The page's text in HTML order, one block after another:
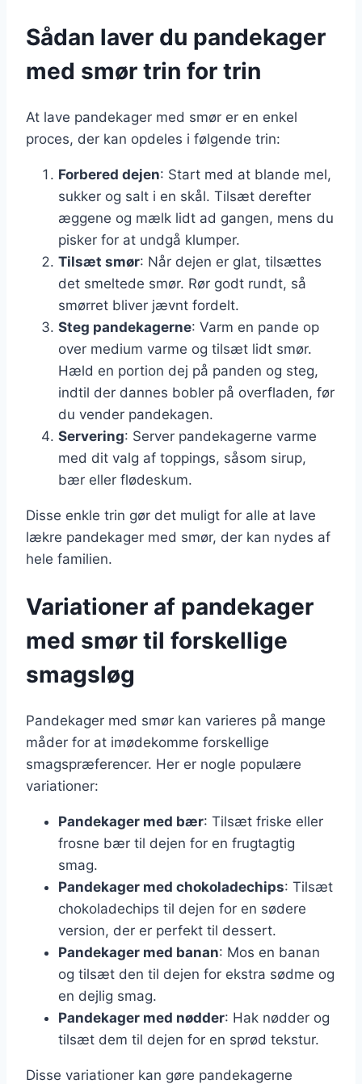
Sådan laver du pandekager
med smør trin for trin
At lave pandekager med smør er en enkel
proces, der kan opdeles i følgende trin:
Forbered dejen: Start med at blande mel,
sukker og salt i en skål. Tilsæt derefter
æggene og mælk lidt ad gangen, mens du
pisker for at undgå klumper.
Tilsæt smør: Når dejen er glat, tilsættes
det smeltede smør. Rør godt rundt, så
smørret bliver jævnt fordelt.
Steg pandekagerne: Varm en pande op
over medium varme og tilsæt lidt smør.
Hæld en portion dej på panden og steg,
indtil der dannes bobler på overfladen, før
du vender pandekagen.
Servering: Server pandekagerne varme
med dit valg af toppings, såsom sirup,
bær eller flødeskum.
Disse enkle trin gør det muligt for alle at lave
lækre pandekager med smør, der kan nydes af
hele familien.
Variationer af pandekager
med smør til forskellige
smagsløg
Pandekager med smør kan varieres på mange
måder for at imødekomme forskellige
smagspræferencer. Her er nogle populære
variationer:
Pandekager med bær: Tilsæt friske eller
frosne bær til dejen for en frugtagtig
smag.
Pandekager med chokoladechips: Tilsæt
chokoladechips til dejen for en sødere
version, der er perfekt til dessert.
Pandekager med banan: Mos en banan
og tilsæt den til dejen for ekstra sødme og
en dejlig smag.
Pandekager med nødder: Hak nødder og
tilsæt dem til dejen for en sprød tekstur.
Disse variationer kan gøre pandekagerne